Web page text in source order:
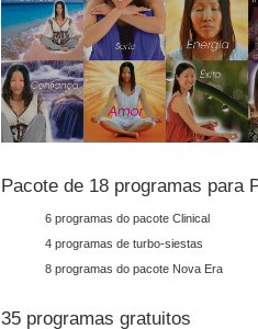
Pacote de 18 programas para
6 programas do pacote Clinical
4 programas de turbo-siestas
8 programas do pacote Nova Era
35 programas gratuitos